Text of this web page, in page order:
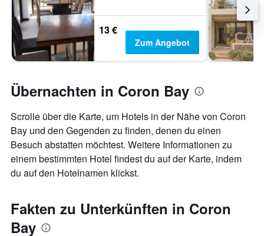
13 €
Zum Angebot
Übernachten in Coron Bay
Scrolle über die Karte, um Hotels in der Nähe von Coron
Bay und den Gegenden zu finden, denen du einen
Besuch abstatten möchtest. Weitere Informationen zu
einem bestimmten Hotel findest du auf der Karte, indem
du auf den Hotelnamen klickst.
Fakten zu Unterkünften in Coron
Bay